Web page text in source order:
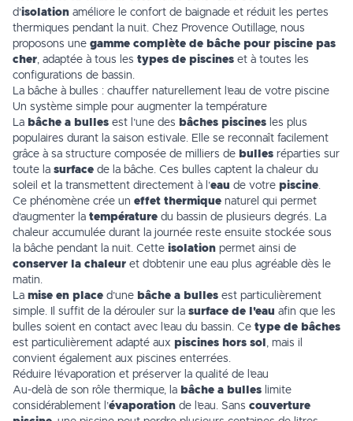
d’isolation améliore le confort de baignade et réduit les pertes
thermiques pendant la nuit. Chez Provence Outillage, nous
proposons une gamme complète de bâche pour piscine pas
cher, adaptée à tous les types de piscines et à toutes les
configurations de bassin.
La bâche à bulles : chauffer naturellement l’eau de votre piscine
Un système simple pour augmenter la température
La bâche a bulles est l’une des bâches piscines les plus
populaires durant la saison estivale. Elle se reconnaît facilement
grâce à sa structure composée de milliers de bulles réparties sur
toute la surface de la bâche. Ces bulles captent la chaleur du
soleil et la transmettent directement à l’eau de votre piscine.
Ce phénomène crée un effet thermique naturel qui permet
d’augmenter la température du bassin de plusieurs degrés. La
chaleur accumulée durant la journée reste ensuite stockée sous
la bâche pendant la nuit. Cette isolation permet ainsi de
conserver la chaleur et d’obtenir une eau plus agréable dès le
matin.
La mise en place d’une bâche a bulles est particulièrement
simple. Il suffit de la dérouler sur la surface de l'eau afin que les
bulles soient en contact avec l’eau du bassin. Ce type de bâches
est particulièrement adapté aux piscines hors sol , mais il
convient également aux piscines enterrées.
Réduire l’évaporation et préserver la qualité de l’eau
Au-delà de son rôle thermique, la bâche a bulles limite
considérablement l’évaporation de l’eau. Sans couverture